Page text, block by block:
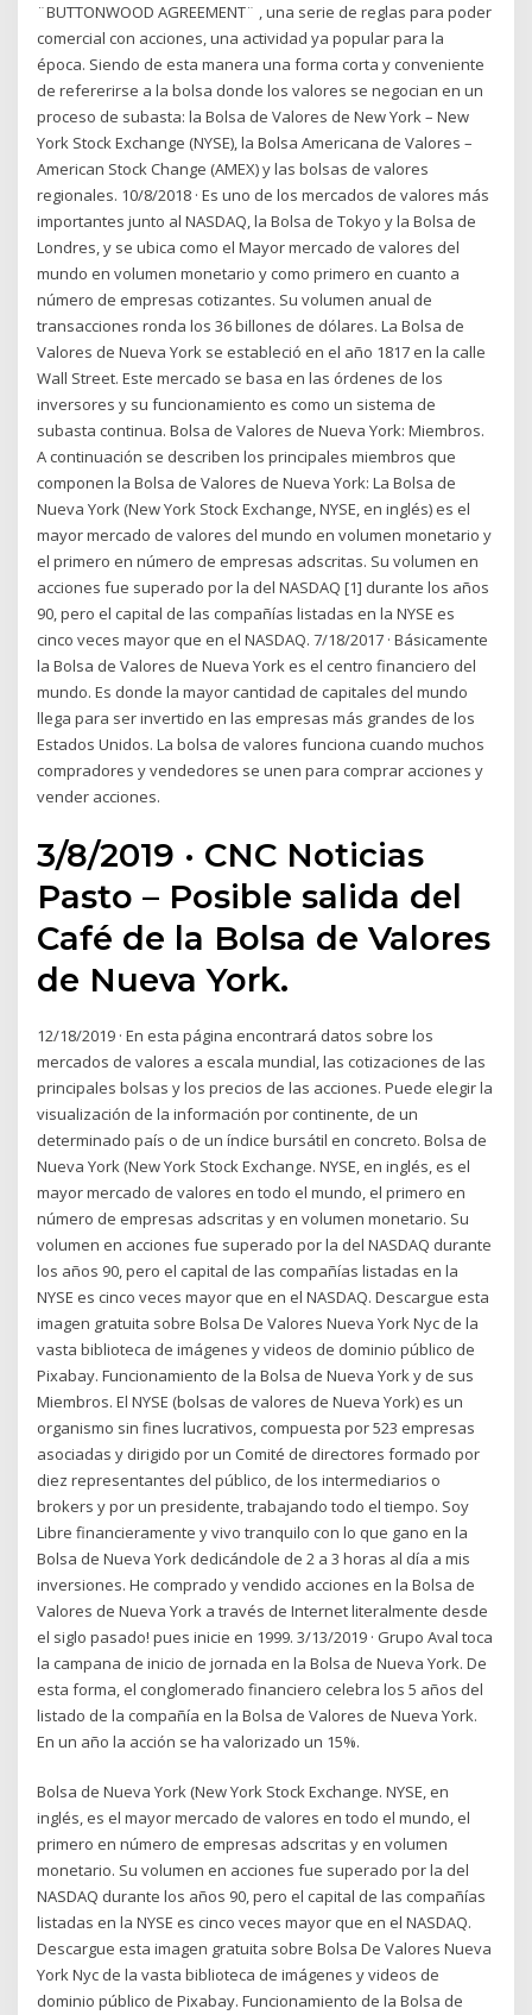
¨BUTTONWOOD AGREEMENT¨ , una serie de reglas para poder
comercial con acciones, una actividad ya popular para la
época. Siendo de esta manera una forma corta y conveniente
de refererirse a la bolsa donde los valores se negocian en un
proceso de subasta: la Bolsa de Valores de New York – New
York Stock Exchange (NYSE), la Bolsa Americana de Valores –
American Stock Change (AMEX) y las bolsas de valores
regionales. 10/8/2018 · Es uno de los mercados de valores más
importantes junto al NASDAQ, la Bolsa de Tokyo y la Bolsa de
Londres, y se ubica como el Mayor mercado de valores del
mundo en volumen monetario y como primero en cuanto a
número de empresas cotizantes. Su volumen anual de
transacciones ronda los 36 billones de dólares. La Bolsa de
Valores de Nueva York se estableció en el año 1817 en la calle
Wall Street. Este mercado se basa en las órdenes de los
inversores y su funcionamiento es como un sistema de
subasta continua. Bolsa de Valores de Nueva York: Miembros.
A continuación se describen los principales miembros que
componen la Bolsa de Valores de Nueva York: La Bolsa de
Nueva York (New York Stock Exchange, NYSE, en inglés) es el
mayor mercado de valores del mundo en volumen monetario y
el primero en número de empresas adscritas. Su volumen en
acciones fue superado por la del NASDAQ [1] durante los años
90, pero el capital de las compañías listadas en la NYSE es
cinco veces mayor que en el NASDAQ. 7/18/2017 · Básicamente
la Bolsa de Valores de Nueva York es el centro financiero del
mundo. Es donde la mayor cantidad de capitales del mundo
llega para ser invertido en las empresas más grandes de los
Estados Unidos. La bolsa de valores funciona cuando muchos
compradores y vendedores se unen para comprar acciones y
vender acciones.
3/8/2019 · CNC Noticias
Pasto – Posible salida del
Café de la Bolsa de Valores
de Nueva York.
12/18/2019 · En esta página encontrará datos sobre los
mercados de valores a escala mundial, las cotizaciones de las
principales bolsas y los precios de las acciones. Puede elegir la
visualización de la información por continente, de un
determinado país o de un índice bursátil en concreto. Bolsa de
Nueva York (New York Stock Exchange. NYSE, en inglés, es el
mayor mercado de valores en todo el mundo, el primero en
número de empresas adscritas y en volumen monetario. Su
volumen en acciones fue superado por la del NASDAQ durante
los años 90, pero el capital de las compañías listadas en la
NYSE es cinco veces mayor que en el NASDAQ. Descargue esta
imagen gratuita sobre Bolsa De Valores Nueva York Nyc de la
vasta biblioteca de imágenes y videos de dominio público de
Pixabay. Funcionamiento de la Bolsa de Nueva York y de sus
Miembros. El NYSE (bolsas de valores de Nueva York) es un
organismo sin fines lucrativos, compuesta por 523 empresas
asociadas y dirigido por un Comité de directores formado por
diez representantes del público, de los intermediarios o
brokers y por un presidente, trabajando todo el tiempo. Soy
Libre financieramente y vivo tranquilo con lo que gano en la
Bolsa de Nueva York dedicándole de 2 a 3 horas al día a mis
inversiones. He comprado y vendido acciones en la Bolsa de
Valores de Nueva York a través de Internet literalmente desde
el siglo pasado! pues inicie en 1999. 3/13/2019 · Grupo Aval toca
la campana de inicio de jornada en la Bolsa de Nueva York. De
esta forma, el conglomerado financiero celebra los 5 años del
listado de la compañía en la Bolsa de Valores de Nueva York.
En un año la acción se ha valorizado un 15%.
Bolsa de Nueva York (New York Stock Exchange. NYSE, en
inglés, es el mayor mercado de valores en todo el mundo, el
primero en número de empresas adscritas y en volumen
monetario. Su volumen en acciones fue superado por la del
NASDAQ durante los años 90, pero el capital de las compañías
listadas en la NYSE es cinco veces mayor que en el NASDAQ.
Descargue esta imagen gratuita sobre Bolsa De Valores Nueva
York Nyc de la vasta biblioteca de imágenes y videos de
dominio público de Pixabay. Funcionamiento de la Bolsa de